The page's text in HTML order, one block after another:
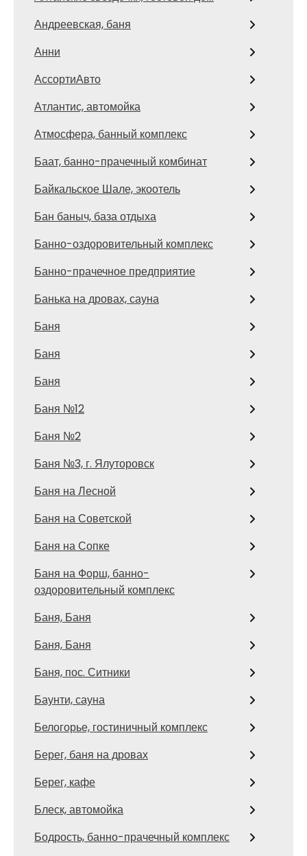
Андреевская, баня
Анни
АссортиАвто
Атлантис, автомойка
Атмосфера, банный комплекс
Баат, банно-прачечный комбинат
Байкальское Шале, экоотель
Бан баныч, база отдыха
Банно-оздоровительный комплекс
Банно-прачечное предприятие
Банька на дровах, сауна
Баня
Баня
Баня
Баня №12
Баня №2
Баня №3, г. Ялуторовск
Баня на Лесной
Баня на Советской
Баня на Сопке
Баня на Форш, банно-
оздоровительный комплекс
Баня, Баня
Баня, Баня
Баня, пос. Ситники
Баунти, сауна
Белогорье, гостиничный комплекс
Берег, баня на дровах
Берег, кафе
Блеск, автомойка
Бодрость, банно-прачечный комплекс